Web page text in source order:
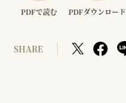
PDFで読む PDFダウンロード
SHARE